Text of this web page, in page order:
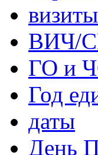
ВИЧ/
ГО и
Год
даты
День